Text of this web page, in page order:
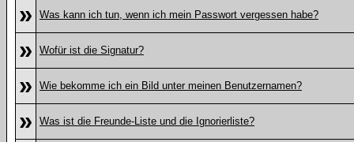
» Was kann ich tun, wenn ich mein Passwort vergessen habe?
» Wofür ist die Signatur?
» Wie bekomme ich ein Bild unter meinen Benutzernamen?
» Was ist die Freunde-Liste und die Ignorierliste?